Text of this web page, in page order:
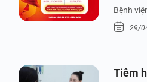
VÀ
Bệnh
29/
Tiêm